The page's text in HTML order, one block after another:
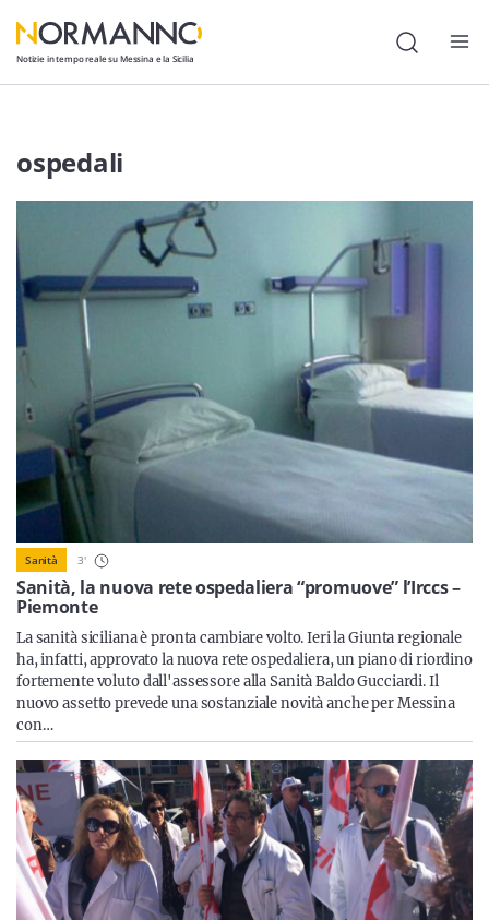
Notizie in tempo reale su Messina e la Sicilia
Attualità
Cronaca
Politica
Cultura
Lavoro
Società
Economia
Sport
Sicilia
Servizi
Resta sempre aggiornato con le ultime news, iscriviti alla
Iscriviti
ospedali
Sanità, la nuova rete ospedaliera “promuove” l’Irccs –
Piemonte
Sanità 3'
La sanità siciliana è pronta cambiare volto. Ieri la Giunta regionale
ha, infatti, approvato la nuova rete ospedaliera, un piano di riordino
fortemente voluto dall'assessore alla Sanità Baldo Gucciardi. Il
nuovo assetto prevede una sostanziale novità anche per Messina
con…